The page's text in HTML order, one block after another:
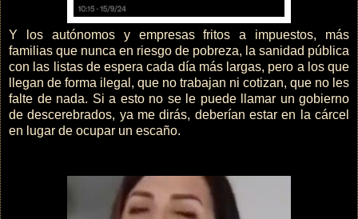
Y los autónomos y empresas fritos a impuestos, más
familias que nunca en riesgo de pobreza, la sanidad pública
con las listas de espera cada día más largas, pero a los que
llegan de forma ilegal, que no trabajan ni cotizan, que no les
falte de nada. Si a esto no se le puede llamar un gobierno
de descerebrados, ya me dirás, deberían estar en la cárcel
en lugar de ocupar un escaño.